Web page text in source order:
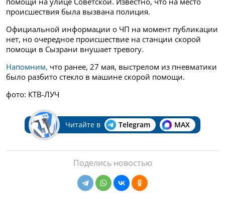
происшествия была вызвана полиция.
Официальной информации о ЧП на момент публикации
нет, но очередное происшествие на станции скорой
помощи в Сызрани внушает тревогу.
Напомним, что ранее, 27 мая, выстрелом из пневматики
было разбито стекло в машине скорой помощи.
фото: КТВ-ЛУЧ
Читайте в Telegram MAX
Поделись новостью